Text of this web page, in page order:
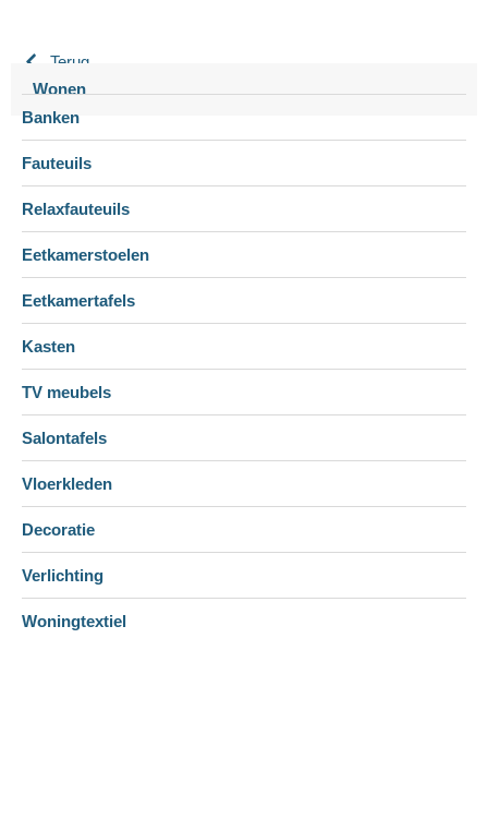
Terug
Wonen
Banken
Fauteuils
Relaxfauteuils
Eetkamerstoelen
Eetkamertafels
Kasten
TV meubels
Salontafels
Vloerkleden
Decoratie
Verlichting
Woningtextiel